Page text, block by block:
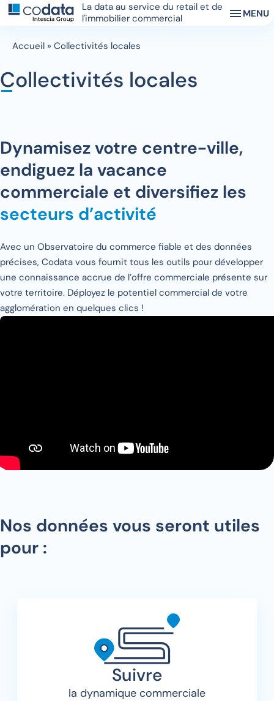
La data au service du retail et de
l'immobilier commercial
MENU
Accueil » Collectivités locales
Collectivités locales
Dynamisez votre centre-ville,
endiguez la vacance
commerciale et diversifiez les
secteurs d’activité
Avec un Observatoire du commerce fiable et des données
précises, Codata vous fournit tous les outils pour développer
une connaissance accrue de l’offre commerciale présente sur
votre territoire. Déployez le potentiel commercial de votre
agglomération en quelques clics !
Nos données vous seront utiles
pour :
Suivre
la dynamique commerciale